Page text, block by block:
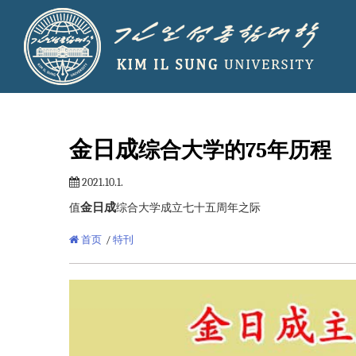
金日成综合大学的75年历程
2021.10.1.
值金日成综合大学成立七十五周年之际
首页 / 特刊